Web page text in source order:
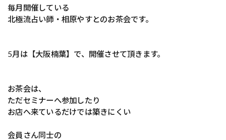
毎月開催している
北極流占い師・相原やすとのお茶会です。
5月は【大阪楠葉】で、開催させて頂きます。
お茶会は、
ただセミナーへ参加したり
お店へ来ているだけでは築きにくい
会員さん同士の